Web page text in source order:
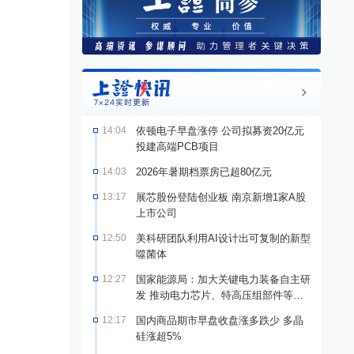
14:04
依顿电子早盘涨停 公司拟募资20亿元
投建高端PCB项目
14:03 2026年暑期档票房已超80亿元
13:17
展芯股份登陆创业板 南京新增1家A股
上市公司
12:50
美科研团队利用AI设计出可复制的新型
噬菌体
12:27
国家能源局：加大关键电力装备自主研
发 推动电力芯片、特高压组部件等关
12:17
国内商品期市早盘收盘涨多跌少 多晶
硅涨超5%